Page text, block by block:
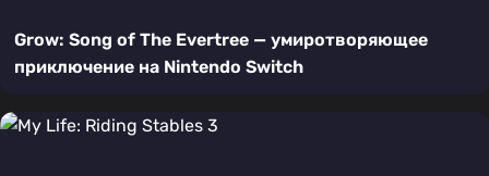
Grow: Song of The Evertree — умиротворяющее
приключение на Nintendo Switch